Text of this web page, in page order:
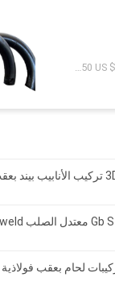
1-50 US $6.3/ Piece；>50 US $5.6/ Piece MOQ:1 قطعة